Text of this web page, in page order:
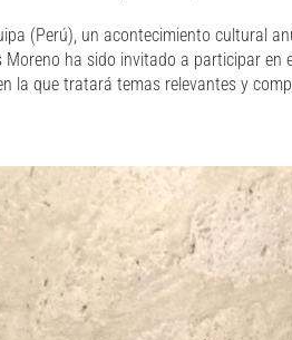
(Perú), un acontecimiento cultural
ha sido invitado a participar
la que tratará temas relevantes y